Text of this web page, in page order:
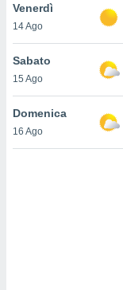
a piè
del
Venerdì
14 Ago
Sabato
15 Ago
Domenica
16 Ago